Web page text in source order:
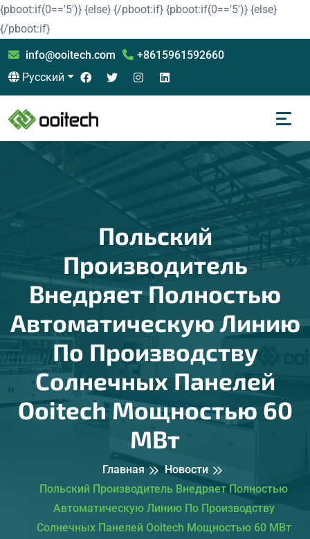
{pboot:if(0=='5')} {else} {/pboot:if} {pboot:if(0=='5')} {else}
{/pboot:if}
info@ooitech.com
+8615961592660
Русский
Польский
Производитель
Внедряет Полностью
Автоматическую Линию
По Производству
Солнечных Панелей
Ooitech Мощностью 60
МВт
Главная
Новости
Польский Производитель Внедряет Полностью
Автоматическую Линию По Производству
Солнечных Панелей Ooitech Мощностью 60 МВт